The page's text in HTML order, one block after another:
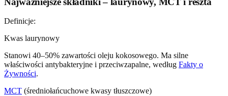
Definicje:
Kwas laurynowy
Stanowi 40–50% zawartości oleju kokosowego. Ma silne
właściwości antybakteryjne i przeciwzapalne, według Fakty o
Żywności.
MCT (średniołańcuchowe kwasy tłuszczowe)